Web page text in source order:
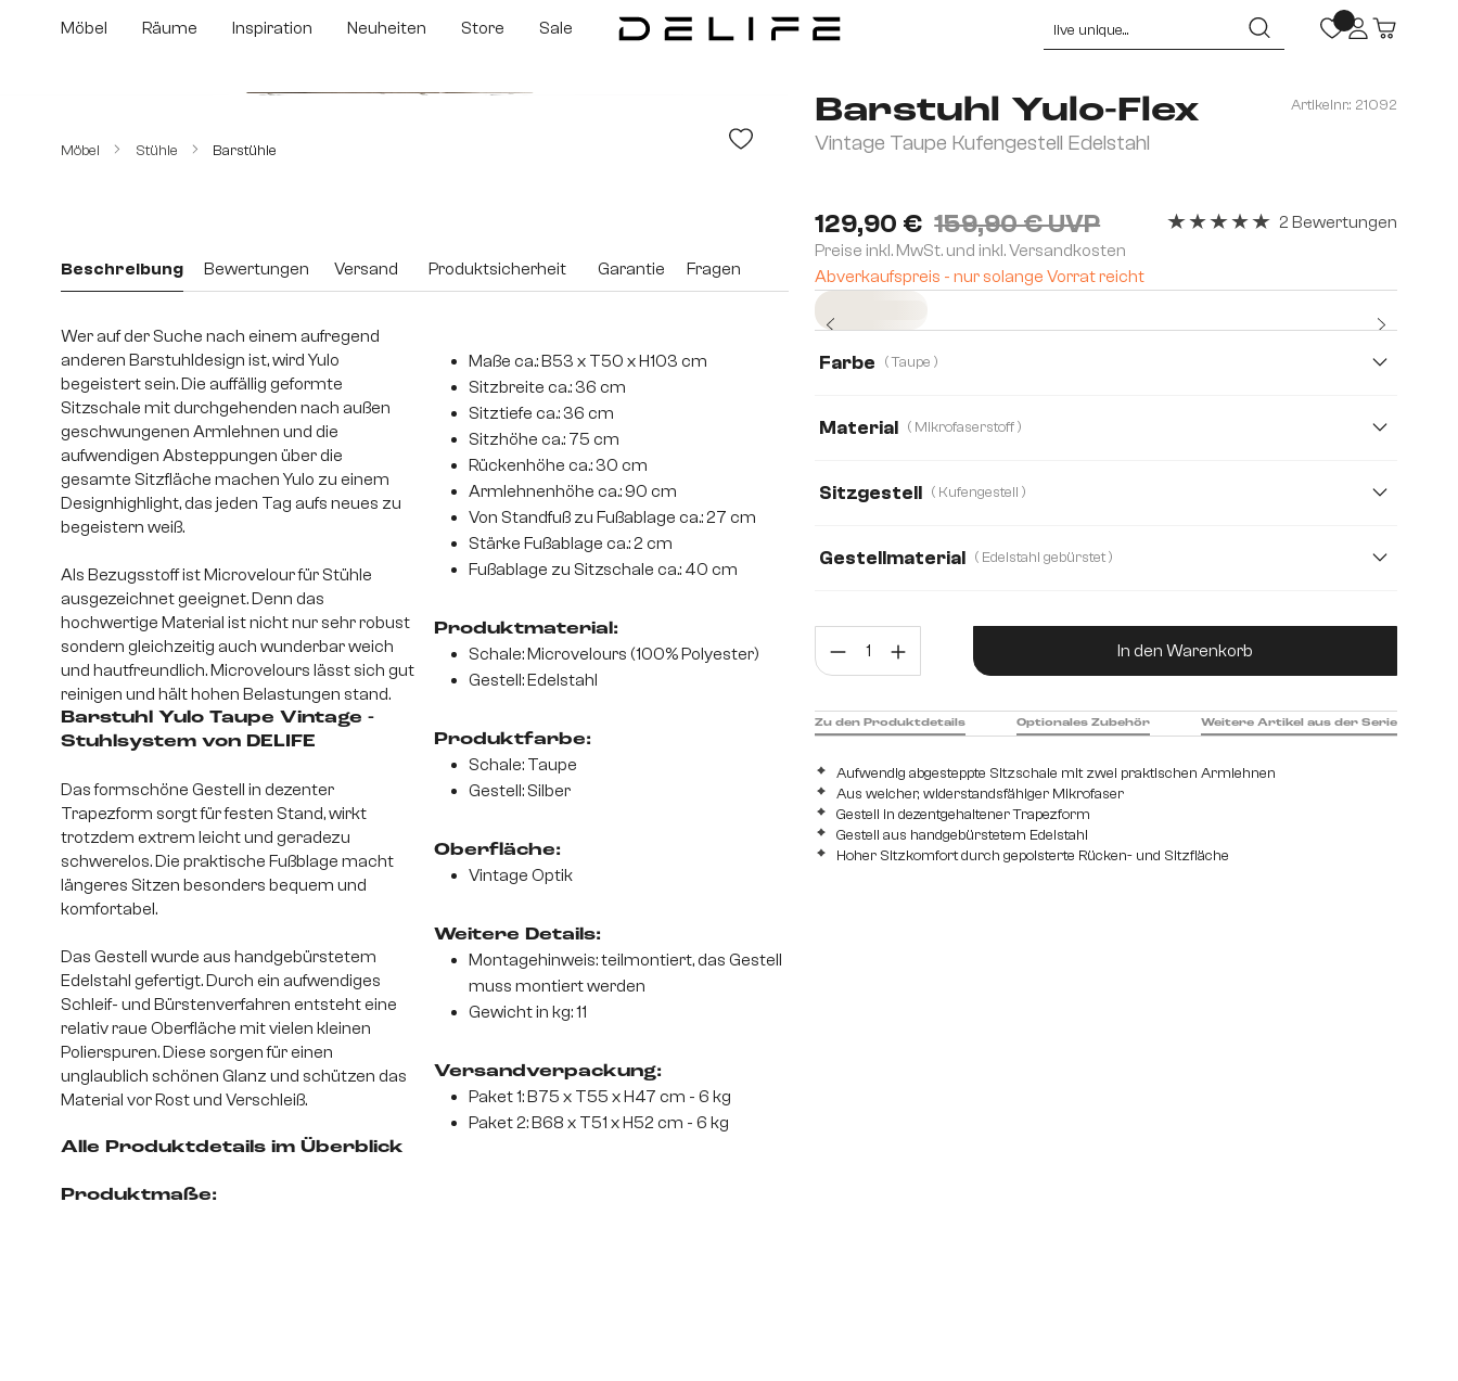
Hauptinhalt springen
Zur Suche springen
Zur Hauptnavigation springen
Möbel Räume Inspiration Neuheiten Store Sale
Möbel Stühle Barstühle
Barstuhl Yulo-Flex
Vintage Taupe Kufengestell Edelstahl
Artikelnr.: 21092
129,90 € 159,90 € UVP
Preise inkl. MwSt. und inkl. Versandkosten
Abverkaufspreis - nur solange Vorrat reicht
2 Bewertungen
Farbe ( Taupe )
Material ( Mikrofaserstoff )
Sitzgestell ( Kufengestell )
Gestellmaterial ( Edelstahl gebürstet )
Produkt Anzahl: Gib den gewünschten Wert
In den Warenkorb
Aufwendig abgesteppte Sitzschale mit zwei praktischen Armlehnen
Aus weicher, widerstandsfähiger Mikrofaser
Gestell in dezentgehaltener Trapezform
Gestell aus handgebürstetem Edelstahl
Hoher Sitzkomfort durch gepolsterte Rücken- und Sitzfläche
Zu den Produktdetails Optionales Zubehör Weitere Artikel aus der Serie
Beschreibung Bewertungen Versand Produktsicherheit Garantie Fragen
Wer auf der Suche nach einem aufregend
anderen Barstuhldesign ist, wird Yulo
begeistert sein. Die auffällig geformte
Sitzschale mit durchgehenden nach außen
geschwungenen Armlehnen und die
aufwendigen Absteppungen über die
gesamte Sitzfläche machen Yulo zu einem
Designhighlight, das jeden Tag aufs neues zu
begeistern weiß.
Als Bezugsstoff ist Microvelour für Stühle
ausgezeichnet geeignet. Denn das
hochwertige Material ist nicht nur sehr robust
sondern gleichzeitig auch wunderbar weich
und hautfreundlich. Microvelours lässt sich gut
reinigen und hält hohen Belastungen stand.
Barstuhl Yulo Taupe Vintage -
Stuhlsystem von DELIFE
Das formschöne Gestell in dezenter
Trapezform sorgt für festen Stand, wirkt
trotzdem extrem leicht und geradezu
schwerelos. Die praktische Fußblage macht
längeres Sitzen besonders bequem und
komfortabel.
Das Gestell wurde aus handgebürstetem
Edelstahl gefertigt. Durch ein aufwendiges
Schleif- und Bürstenverfahren entsteht eine
relativ raue Oberfläche mit vielen kleinen
Polierspuren. Diese sorgen für einen
unglaublich schönen Glanz und schützen das
Material vor Rost und Verschleiß.
Alle Produktdetails im Überblick
Produktmaße:
Maße ca.: B53 x T50 x H103 cm
Sitzbreite ca.: 36 cm
Sitztiefe ca.: 36 cm
Sitzhöhe ca.: 75 cm
Rückenhöhe ca.: 30 cm
Armlehnenhöhe ca.: 90 cm
Von Standfuß zu Fußablage ca.: 27 cm
Stärke Fußablage ca.: 2 cm
Fußablage zu Sitzschale ca.: 40 cm
Produktmaterial:
Schale: Microvelours (100% Polyester)
Gestell: Edelstahl
Produktfarbe:
Schale: Taupe
Gestell: Silber
Oberfläche:
Vintage Optik
Weitere Details:
Montagehinweis: teilmontiert, das Gestell
muss montiert werden
Gewicht in kg: 11
Versandverpackung:
Paket 1: B75 x T55 x H47 cm - 6 kg
Paket 2: B68 x T51 x H52 cm - 6 kg